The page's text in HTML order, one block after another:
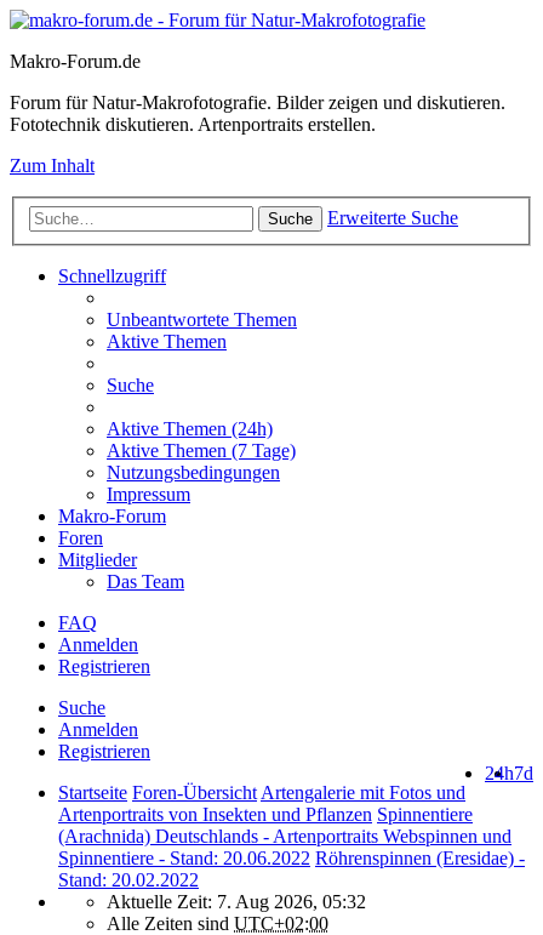
Makro-Forum.de
Forum für Natur-Makrofotografie. Bilder zeigen und diskutieren.
Fototechnik diskutieren. Artenportraits erstellen.
Zum Inhalt
Suche Erweiterte Suche
Schnellzugriff
Unbeantwortete Themen
Aktive Themen
Suche
Aktive Themen (24h)
Aktive Themen (7 Tage)
Nutzungsbedingungen
Impressum
Makro-Forum
Foren
Mitglieder
Das Team
FAQ
Anmelden
Registrieren
Suche
Anmelden
Registrieren
7d
24h
Startseite Foren-Übersicht Artengalerie mit Fotos und
Artenportraits von Insekten und Pflanzen Spinnentiere
(Arachnida) Deutschlands - Artenportraits Webspinnen und
Spinnentiere - Stand: 20.06.2022 Röhrenspinnen (Eresidae) -
Stand: 20.02.2022
Aktuelle Zeit: 7. Aug 2026, 05:32
Alle Zeiten sind UTC+02:00